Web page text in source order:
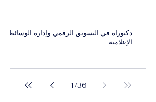
دكتوراه في التسويق الرقمي وإدارة الوسائط
الإعلامية
1 /36